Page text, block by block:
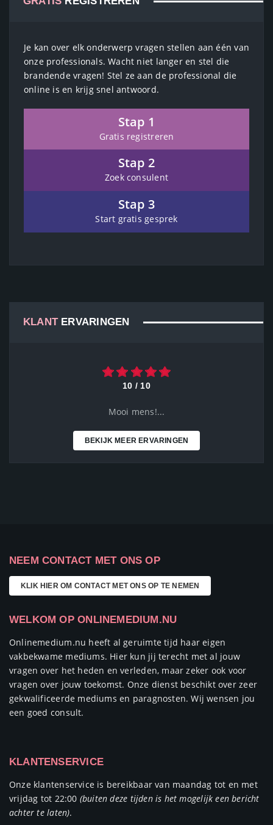
Je kan over elk onderwerp vragen stellen aan één van
onze professionals. Wacht niet langer en stel die
brandende vragen! Stel ze aan de professional die
online is en krijg snel antwoord.
Stap 1
Gratis registreren
Stap 2
Zoek consulent
Stap 3
Start gratis gesprek
KLANTERVARINGEN
10 / 10
Mooi mens!...
BEKIJK MEER ERVARINGEN
NEEM CONTACT MET ONS OP
KLIK HIER OM CONTACT MET ONS OP TE NEMEN
WELKOM OP ONLINEMEDIUM.NU
Onlinemedium.nu heeft al geruimte tijd haar eigen
vakbekwame mediums. Hier kun jij terecht met al jouw
vragen over het heden en verleden, maar zeker ook voor
vragen over jouw toekomst. Onze dienst beschikt over zeer
gekwalificeerde mediums en paragnosten. Wij wensen jou
een goed consult.
KLANTENSERVICE
Onze klantenservice is bereikbaar van maandag tot en met
vrijdag tot 22:00 (buiten deze tijden is het mogelijk een bericht
achter te laten).